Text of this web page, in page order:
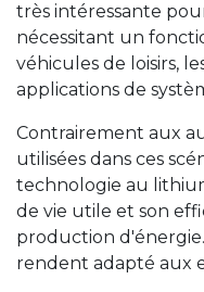
très intéressante
nécessitant un
véhicules de loisirs,
applications de
Contrairement aux
utilisées dans ces
technologie au
de vie utile et son
production
rendent adapté aux